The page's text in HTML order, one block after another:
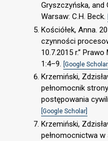
Gryszczyńska, and
Warsaw: C.H. Beck.
Kościółek, Anna.
czynności
10.7.2015 r.”
1:4–9.
[Google Scholar]
Krzemiński,
pełnomocnik
postępowania
[Google Scholar]
Krzemiński,
pełnomocnictwa